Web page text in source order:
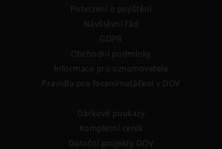
Potvrzení o pojištění
Návštěvní řád
GDPR
Obchodní podmínky
Informace pro oznamovatele
Pravidla pro focení/natáčení v DOV
Dárkové poukazy
Kompletní ceník
Dotační projekty DOV